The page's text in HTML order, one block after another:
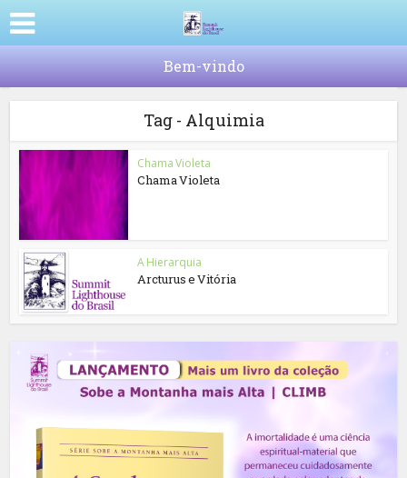
Bem-vindo
Tag - Alquimia
Chama Violeta
Chama Violeta
A Hierarquia
Arcturus e Vitória